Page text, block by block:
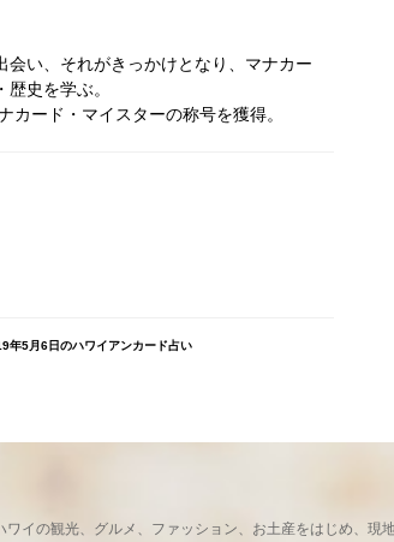
い、それがきっかけとなり、マナカー
史を学ぶ。
カード・マイスターの称号を獲得。
年5月6日のハワイアンカード占い
イの観光、グルメ、ファッション、お土産をはじめ、現